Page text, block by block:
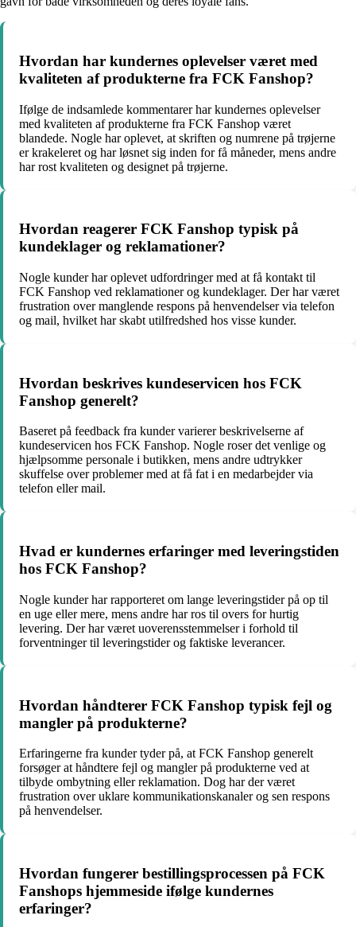
Hvordan har kundernes oplevelser været med
kvaliteten af produkterne fra FCK Fanshop?
Ifølge de indsamlede kommentarer har kundernes oplevelser
med kvaliteten af produkterne fra FCK Fanshop været
blandede. Nogle har oplevet, at skriften og numrene på trøjerne
er krakeleret og har løsnet sig inden for få måneder, mens andre
har rost kvaliteten og designet på trøjerne.
Hvordan reagerer FCK Fanshop typisk på
kundeklager og reklamationer?
Nogle kunder har oplevet udfordringer med at få kontakt til
FCK Fanshop ved reklamationer og kundeklager. Der har været
frustration over manglende respons på henvendelser via telefon
og mail, hvilket har skabt utilfredshed hos visse kunder.
Hvordan beskrives kundeservicen hos FCK
Fanshop generelt?
Baseret på feedback fra kunder varierer beskrivelserne af
kundeservicen hos FCK Fanshop. Nogle roser det venlige og
hjælpsomme personale i butikken, mens andre udtrykker
skuffelse over problemer med at få fat i en medarbejder via
telefon eller mail.
Hvad er kundernes erfaringer med leveringstiden
hos FCK Fanshop?
Nogle kunder har rapporteret om lange leveringstider på op til
en uge eller mere, mens andre har ros til overs for hurtig
levering. Der har været uoverensstemmelser i forhold til
forventninger til leveringstider og faktiske leverancer.
Hvordan håndterer FCK Fanshop typisk fejl og
mangler på produkterne?
Erfaringerne fra kunder tyder på, at FCK Fanshop generelt
forsøger at håndtere fejl og mangler på produkterne ved at
tilbyde ombytning eller reklamation. Dog har der været
frustration over uklare kommunikationskanaler og sen respons
på henvendelser.
Hvordan fungerer bestillingsprocessen på FCK
Fanshops hjemmeside ifølge kundernes
erfaringer?